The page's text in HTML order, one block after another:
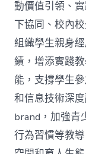
動價值引領、
下協同、校內
組織學生親身
績，增添實踐
能，支撐學生
和信息技術深
brand，加強青
行為習慣等教